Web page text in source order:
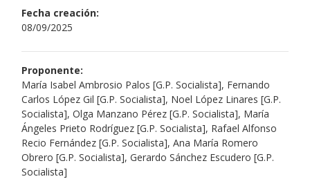
Fecha creación:
08/09/2025
Proponente:
María Isabel Ambrosio Palos [G.P. Socialista], Fernando
Carlos López Gil [G.P. Socialista], Noel López Linares [G.P.
Socialista], Olga Manzano Pérez [G.P. Socialista], María
Ángeles Prieto Rodríguez [G.P. Socialista], Rafael Alfonso
Recio Fernández [G.P. Socialista], Ana María Romero
Obrero [G.P. Socialista], Gerardo Sánchez Escudero [G.P.
Socialista]